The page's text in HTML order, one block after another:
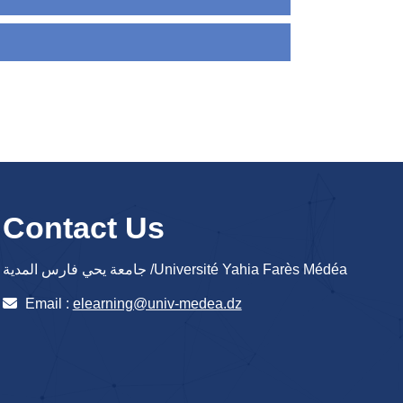
Contact Us
جامعة يحي فارس المدية /Université Yahia Farès Médéa
Email : elearning@univ-medea.dz